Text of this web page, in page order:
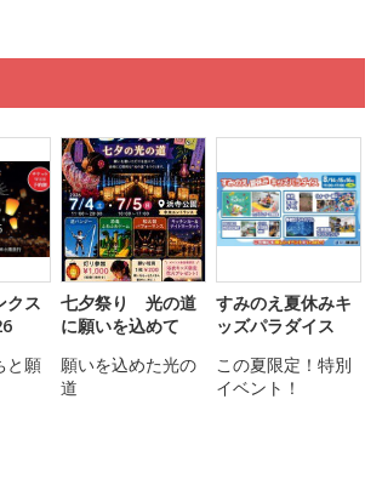
クス
と願
七夕祭り 光の道
に願いを込めて
願いを込めた光の
道
すみのえ夏休みキ
ッズパラダイス
この夏限定！特別
イベント！